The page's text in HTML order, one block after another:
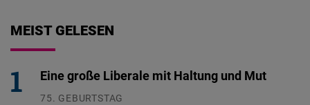
MEIST GELESEN
Eine große Liberale mit Haltung und Mut
75. GEBURTSTAG